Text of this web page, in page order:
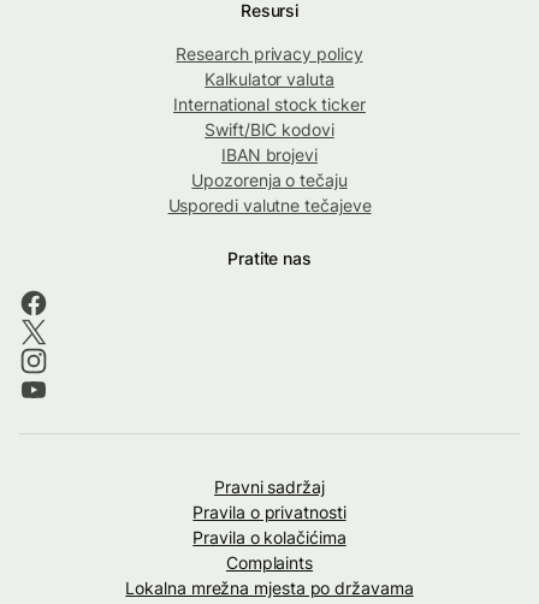
Resursi
Research privacy policy
Kalkulator valuta
International stock ticker
Swift/BIC kodovi
IBAN brojevi
Upozorenja o tečaju
Usporedi valutne tečajeve
Pratite nas
Pravni sadržaj
Pravila o privatnosti
Pravila o kolačićima
Complaints
Lokalna mrežna mjesta po državama